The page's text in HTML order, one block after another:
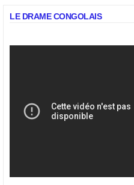
LE DRAME CONGOLAIS